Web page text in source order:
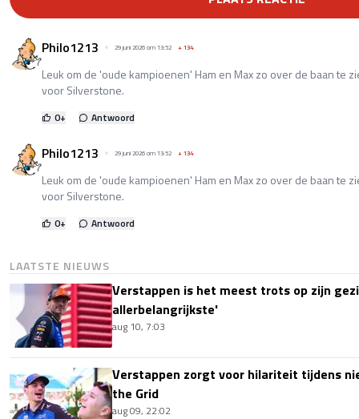
Philo1213 29 juni 2026 om 13:52 +134
Leuk om de 'oude kampioenen' Ham en Max zo over de baan te
voor Silverstone.
0+ Antwoord
Philo1213 29 juni 2026 om 13:52 +134
Leuk om de 'oude kampioenen' Ham en Max zo over de baan te
voor Silverstone.
0+ Antwoord
LAATSTE NIEUWS
Verstappen is het meest trots op zijn
allerbelangrijkste'
aug 10, 7:03
Verstappen zorgt voor hilariteit tijdens
the Grid
aug 09, 22:02